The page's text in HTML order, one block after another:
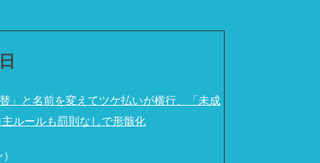
」と名前を変えてツケ払いが横行、「未成
ルールも罰則なしで形骸化